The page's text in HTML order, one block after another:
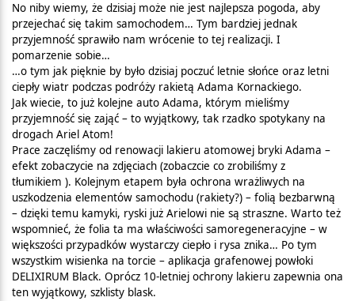
No niby wiemy, że dzisiaj może nie jest najlepsza pogoda, aby
przejechać się takim samochodem… Tym bardziej jednak
przyjemność sprawiło nam wrócenie to tej realizacji. I
pomarzenie sobie…
…o tym jak pięknie by było dzisiaj poczuć letnie słońce oraz letni
ciepły wiatr podczas podróży rakietą Adama Kornackiego.
Jak wiecie, to już kolejne auto Adama, którym mieliśmy
przyjemność się zająć – to wyjątkowy, tak rzadko spotykany na
drogach Ariel Atom!
Prace zaczęliśmy od renowacji lakieru atomowej bryki Adama –
efekt zobaczycie na zdjęciach (zobaczcie co zrobiliśmy z
tłumikiem ). Kolejnym etapem była ochrona wrażliwych na
uszkodzenia elementów samochodu (rakiety?) – folią bezbarwną
– dzięki temu kamyki, ryski już Arielowi nie są straszne. Warto też
wspomnieć, że folia ta ma właściwości samoregeneracyjne – w
większości przypadków wystarczy ciepło i rysa znika… Po tym
wszystkim wisienka na torcie – aplikacja grafenowej powłoki
DELIXIRUM Black. Oprócz 10-letniej ochrony lakieru zapewnia ona
ten wyjątkowy, szklisty blask.